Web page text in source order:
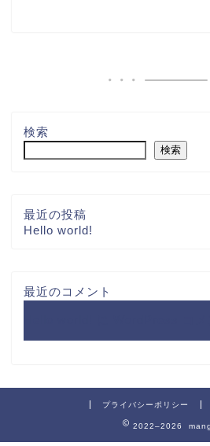
検索
検索
最近の投稿
Hello world!
最近のコメント
プライバシーポリシー
2022–2026